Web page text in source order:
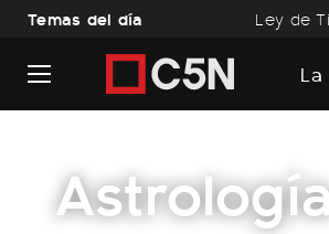
Temas del día Ley de
La